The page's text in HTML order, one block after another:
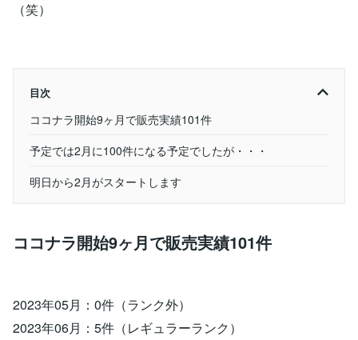
（笑）
目次
ココナラ開始9ヶ月で販売実績101件
予定では2月に100件になる予定でしたが・・・
明日から2月がスタートします
ココナラ開始9ヶ月で販売実績101件
2023年05月：0件（ランク外）
2023年06月：5件（レギュラーランク）